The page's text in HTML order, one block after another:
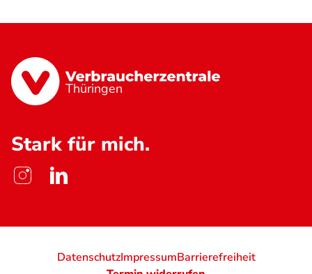
Thüringen
Stark für mich.
DatenschutzImpressumBarrierefreiheit